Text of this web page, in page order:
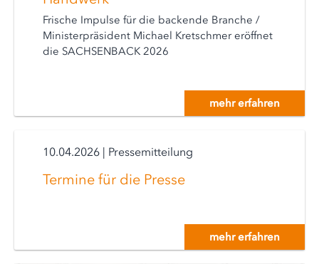
Frische Impulse für die backende Branche /
Ministerpräsident Michael Kretschmer eröffnet
die SACHSENBACK 2026
mehr erfahren
10.04.2026 | Pressemitteilung
Termine für die Presse
mehr erfahren